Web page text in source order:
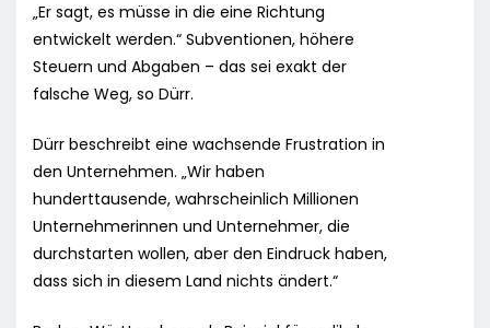
„Er sagt, es müsse in die eine Richtung
entwickelt werden.“ Subventionen, höhere
Steuern und Abgaben – das sei exakt der
falsche Weg, so Dürr.
Dürr beschreibt eine wachsende Frustration in
den Unternehmen. „Wir haben
hunderttausende, wahrscheinlich Millionen
Unternehmerinnen und Unternehmer, die
durchstarten wollen, aber den Eindruck haben,
dass sich in diesem Land nichts ändert.“